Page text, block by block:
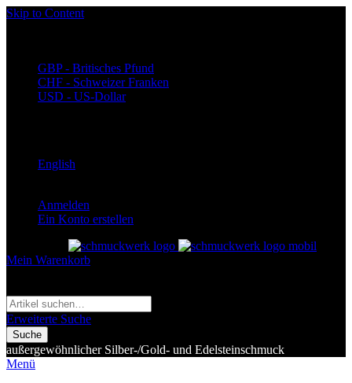
Skip to Content
GBP - Britisches Pfund
CHF - Schweizer Franken
USD - US-Dollar
English
Anmelden
Ein Konto erstellen
Mein Warenkorb
Erweiterte Suche
Suche
außergewöhnlicher Silber-/Gold- und Edelsteinschmuck
Menü